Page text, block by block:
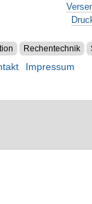
Rechentechnik
Impressum